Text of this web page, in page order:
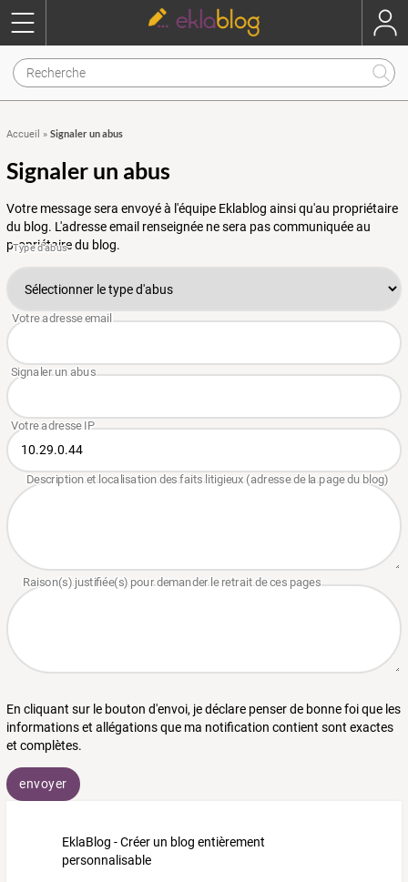
Accueil » Signaler un abus
Signaler un abus
Votre message sera envoyé à l'équipe Eklablog ainsi qu'au propriétaire
du blog. L'adresse email renseignée ne sera pas communiquée au
propriétaire du blog.
En cliquant sur le bouton d'envoi, je déclare penser de bonne foi que les
informations et allégations que ma notification contient sont exactes
et complètes.
envoyer
EklaBlog - Créer un blog entièrement
personnalisable